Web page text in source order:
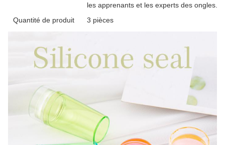
les apprenants et les experts des ongles.
Quantité de produit
3 pièces